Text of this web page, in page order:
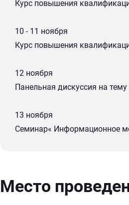
Курс повышения
10 - 11 ноября
Курс повышения
12 ноября
Панельная дискуссия на
13 ноября
Семинар« Информационное
Место